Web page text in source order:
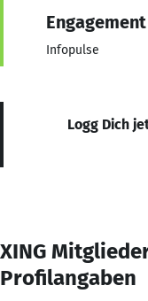
Infopulse
Logg Dich
XING
Profilangaben